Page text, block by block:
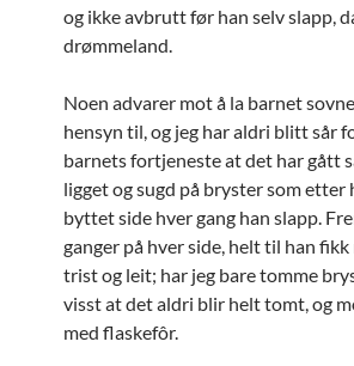
og ikke avbrutt før han selv slapp,
drømmeland.
Noen advarer mot å la barnet
hensyn til, og jeg har aldri blitt sår
barnets fortjeneste at det har gått
ligget og sugd på bryster som
byttet side hver gang han slapp.
ganger på hver side, helt til han
trist og leit; har jeg bare tomme
visst at det aldri blir helt tomt, og
med flaskefôr.